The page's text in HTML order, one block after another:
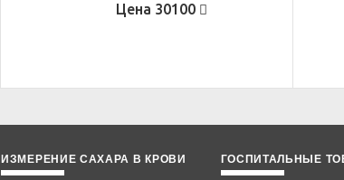
Цена 30100
ИЗМЕРЕНИЕ САХАРА В КРОВИ ГОСПИТАЛЬНЫЕ